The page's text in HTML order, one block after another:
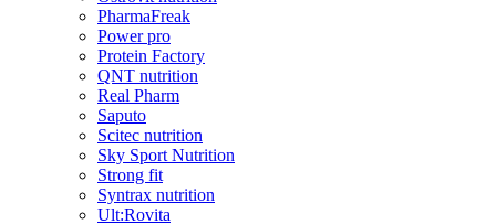
PharmaFreak
Power pro
Protein Factory
QNT nutrition
Real Pharm
Saputo
Scitec nutrition
Sky Sport Nutrition
Strong fit
Syntrax nutrition
Ult:Rovita